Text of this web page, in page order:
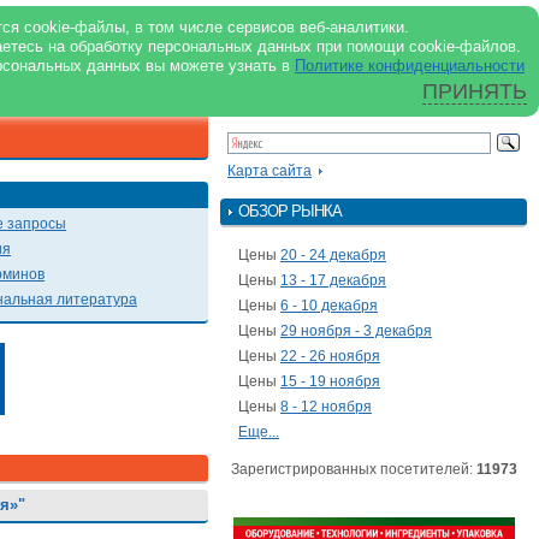
cookie-файлы, в том числе сервисов веб-аналитики.
на обработку персональных данных при помощи cookie-файлов.
данных вы можете узнать в Политике конфиденциальности
ПРИНЯТЬ
support@milkbranch.ru
О портале
Реклама в журнале
Реклама на портале
Архив номеров
запросы
литература
Карта сайта
ОБЗОР РЫНКА
Цены 20 - 24 декабря
Цены 13 - 17 декабря
Цены 6 - 10 декабря
Цены 29 ноября - 3 декабря
Цены 22 - 26 ноября
Цены 15 - 19 ноября
Цены 8 - 12 ноября
Еще...
Зарегистрированных посетителей: 11973